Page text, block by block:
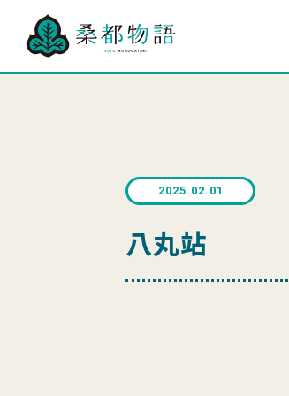
2025.02.01
八丸站